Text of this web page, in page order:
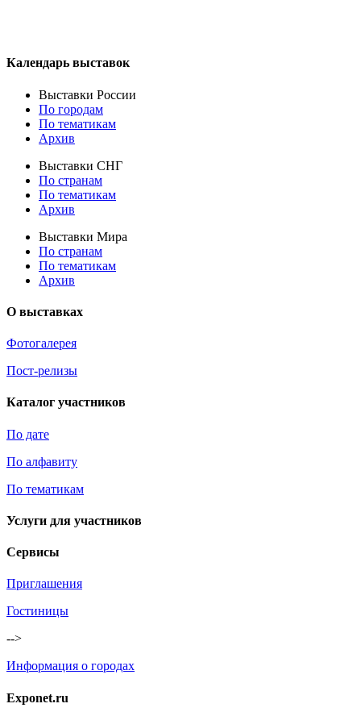
Календарь выставок
Выставки России
По городам
По тематикам
Архив
Выставки СНГ
По странам
По тематикам
Архив
Выставки Мира
По странам
По тематикам
Архив
О выставках
Фотогалерея
Пост-релизы
Каталог участников
По дате
По алфавиту
По тематикам
Услуги для участников
Сервисы
Приглашения
Гостиницы
-->
Информация о городах
Exponet.ru